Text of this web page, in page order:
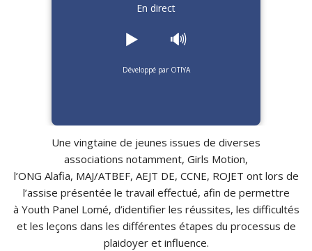
En direct
▶️ 🔊
Développé par OTIYA
Une vingtaine de jeunes issues de diverses
associations notamment, Girls Motion,
l’ONG Alafia, MAJ/ATBEF, AEJT DE, CCNE, ROJET ont lors de
l’assise présentée le travail effectué, afin de permettre
à Youth Panel Lomé, d’identifier les réussites, les difficultés
et les leçons dans les différentes étapes du processus de
plaidoyer et influence.